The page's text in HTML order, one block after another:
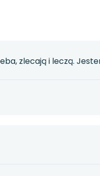
zlecają i leczą.